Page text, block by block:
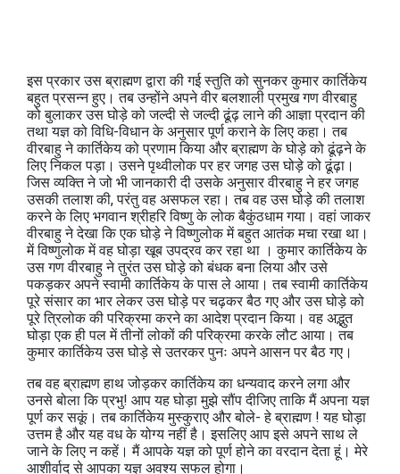
इस प्रकार उस ब्राह्मण द्वारा की गई स्तुति को सुनकर कुमार कार्तिकेय
बहुत प्रसन्न हुए। तब उन्होंने अपने वीर बलशाली प्रमुख गण वीरबाहु
को बुलाकर उस घोड़े को जल्दी से जल्दी ढूंढ़ लाने की आज्ञा प्रदान की
तथा यज्ञ को विधि-विधान के अनुसार पूर्ण कराने के लिए कहा। तब
वीरबाहु ने कार्तिकेय को प्रणाम किया और ब्राह्मण के घोड़े को ढूंढ़ने के
लिए निकल पड़ा। उसने पृथ्वीलोक पर हर जगह उस घोड़े को ढूंढ़ा।
जिस व्यक्ति ने जो भी जानकारी दी उसके अनुसार वीरबाहु ने हर जगह
उसकी तलाश की, परंतु वह असफल रहा। तब वह उस घोड़े की तलाश
करने के लिए भगवान श्रीहरि विष्णु के लोक बैकुंठधाम गया। वहां जाकर
वीरबाहु ने देखा कि एक घोड़े ने विष्णुलोक में बहुत आतंक मचा रखा था।
में विष्णुलोक में वह घोड़ा खूब उपद्रव कर रहा था । कुमार कार्तिकेय के
उस गण वीरबाहु ने तुरंत उस घोड़े को बंधक बना लिया और उसे
पकड़कर अपने स्वामी कार्तिकेय के पास ले आया। तब स्वामी कार्तिकेय
पूरे संसार का भार लेकर उस घोड़े पर चढ़कर बैठ गए और उस घोड़े को
पूरे त्रिलोक की परिक्रमा करने का आदेश प्रदान किया। वह अद्भुत
घोड़ा एक ही पल में तीनों लोकों की परिक्रमा करके लौट आया। तब
कुमार कार्तिकेय उस घोड़े से उतरकर पुनः अपने आसन पर बैठ गए।
तब वह ब्राह्मण हाथ जोड़कर कार्तिकेय का धन्यवाद करने लगा और
उनसे बोला कि प्रभु! आप यह घोड़ा मुझे सौंप दीजिए ताकि मैं अपना यज्ञ
पूर्ण कर सकूं। तब कार्तिकेय मुस्कुराए और बोले- हे ब्राह्मण ! यह घोड़ा
उत्तम है और यह वध के योग्य नहीं है। इसलिए आप इसे अपने साथ ले
जाने के लिए न कहें। मैं आपके यज्ञ को पूर्ण होने का वरदान देता हूं। मेरे
आशीर्वाद से आपका यज्ञ अवश्य सफल होगा।